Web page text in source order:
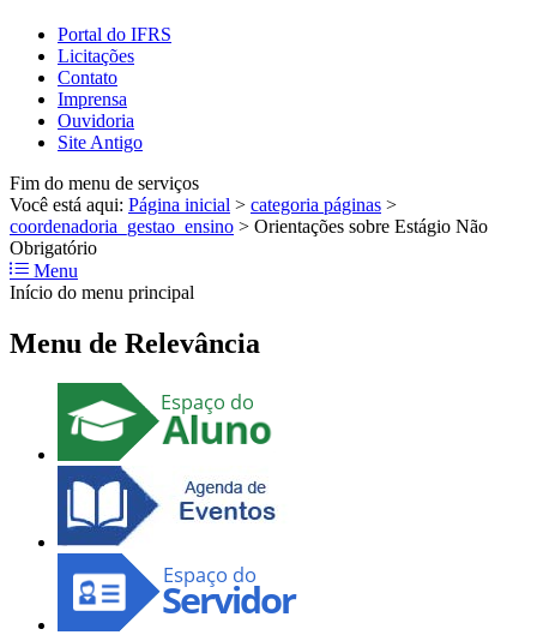
Portal do IFRS
Licitações
Contato
Imprensa
Ouvidoria
Site Antigo
Fim do menu de serviços
Você está aqui: Página inicial > categoria páginas >
coordenadoria_gestao_ensino > Orientações sobre Estágio Não
Obrigatório
Menu
Início do menu principal
Menu de Relevância